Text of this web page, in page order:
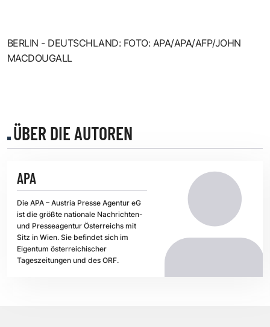
BERLIN - DEUTSCHLAND: FOTO: APA/APA/AFP/JOHN
MACDOUGALL
ÜBER DIE AUTOREN
APA
Die APA – Austria Presse Agentur eG
ist die größte nationale Nachrichten-
und Presseagentur Österreichs mit
Sitz in Wien. Sie befindet sich im
Eigentum österreichischer
Tageszeitungen und des ORF.